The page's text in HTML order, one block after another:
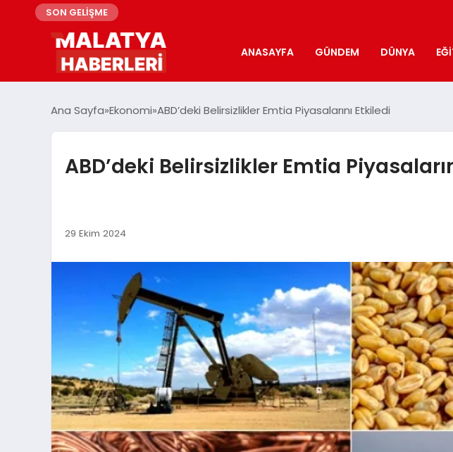
SON GELİŞME
ANASAYFA GÜNDEM DÜNYA
Ana Sayfa Ekonomi ABD’deki Belirsizlikler Emtia Piyasalarını Etkiledi
ABD’deki Belirsizlikler Emtia
29 Ekim 2024